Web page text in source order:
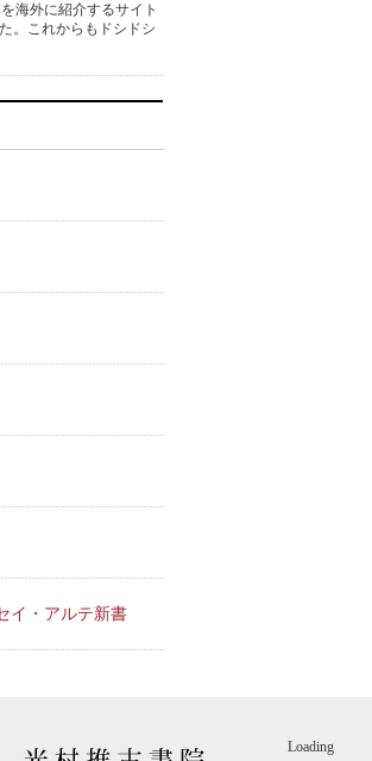
海外に紹介するサイト
。これからもドシドシ
イ・アルテ新書
Loading